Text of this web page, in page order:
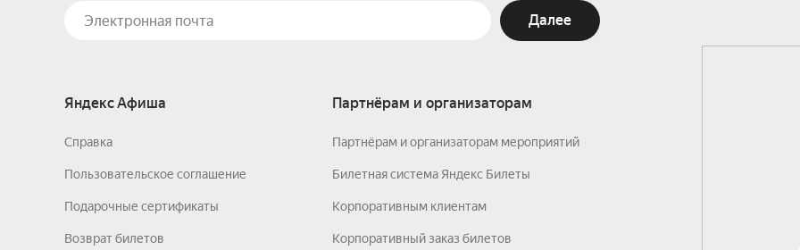
Далее
Яндекс Афиша
Справка
Пользовательское соглашение
Подарочные сертификаты
Возврат билетов
Партнёрам и организаторам
Партнёрам и организаторам мероприятий
Билетная система Яндекс Билеты
Корпоративным клиентам
Корпоративный заказ билетов